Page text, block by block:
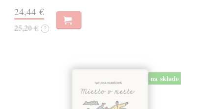
24,44 €
25,20 € ?
na sklade